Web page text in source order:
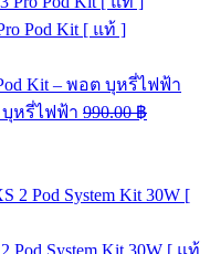
Pod Kit [ แท้ ]
บุหรี่ไฟฟ้า 990.00฿
Pod System Kit 30W [ แท้